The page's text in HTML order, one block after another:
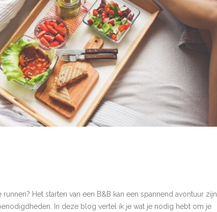
Het starten van een B&B kan een spannend avontuur zijn,
In deze blog vertel ik je wat je nodig hebt om je